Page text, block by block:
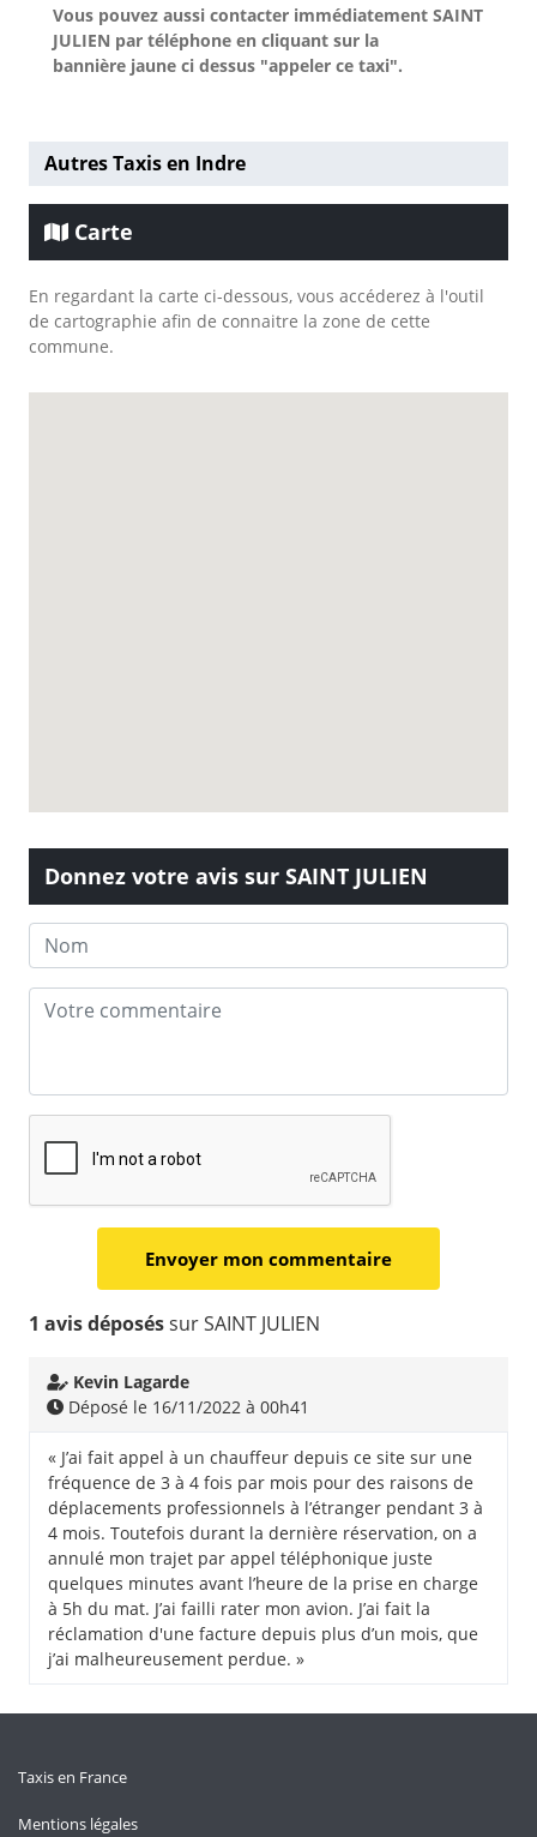
Vous pouvez aussi contacter immédiatement SAINT
JULIEN par téléphone en cliquant sur la
bannière jaune ci dessus "appeler ce taxi".
Autres Taxis en Indre
Carte
En regardant la carte ci-dessous, vous accéderez à l'outil
de cartographie afin de connaitre la zone de cette
commune.
Donnez votre avis sur SAINT JULIEN
1 avis déposéssur SAINT JULIEN
Kevin Lagarde
Déposé le 16/11/2022 à 00h41
« J’ai fait appel à un chauffeur depuis ce site sur une
fréquence de 3 à 4 fois par mois pour des raisons de
déplacements professionnels à l’étranger pendant 3 à
4 mois. Toutefois durant la dernière réservation, on a
annulé mon trajet par appel téléphonique juste
quelques minutes avant l’heure de la prise en charge
à 5h du mat. J’ai failli rater mon avion. J’ai fait la
réclamation d'une facture depuis plus d’un mois, que
j’ai malheureusement perdue. »
Taxis en France
Mentions légales